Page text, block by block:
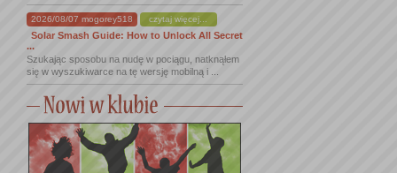
2026/08/07 mogorey518 czytaj więcej...
Solar Smash Guide: How to Unlock All Secret
...
Szukając sposobu na nudę w pociągu, natknąłem
się w wyszukiwarce na tę wersję mobilną i ...